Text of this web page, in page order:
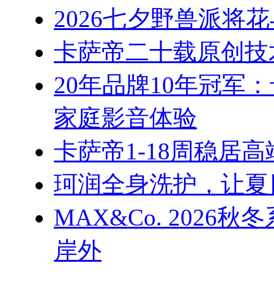
2026七夕野兽派将
卡萨帝二十载原创
20年品牌10年冠军
家庭影音体验
卡萨帝1-18周稳居
珂润全身洗护，让
MAX&Co. 2026秋
岸外